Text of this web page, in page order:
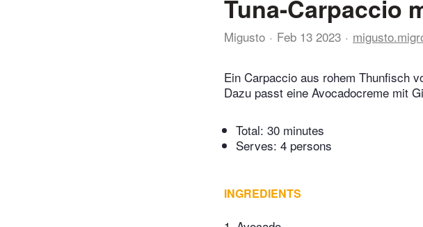
Tuna-Carpaccio
Migusto Feb 13 2023
Ein Carpaccio aus rohem Thunfisch
Dazu passt eine Avocadocreme mit
Total: 30 minutes
Serves: 4 persons
INGREDIENTS